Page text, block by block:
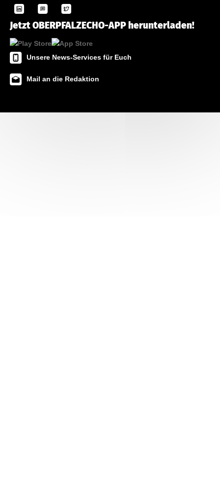
Jetzt OBERPFALZECHO-APP herunterladen!
Unsere News-Services für Euch
Mail an die Redaktion